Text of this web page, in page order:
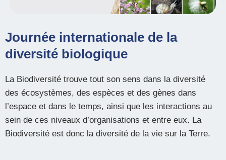
Journée internationale de la
diversité biologique
La Biodiversité trouve tout son sens dans la diversité
des écosystèmes, des espèces et des gènes dans
l’espace et dans le temps, ainsi que les interactions au
sein de ces niveaux d’organisations et entre eux. La
Biodiversité est donc la diversité de la vie sur la Terre.